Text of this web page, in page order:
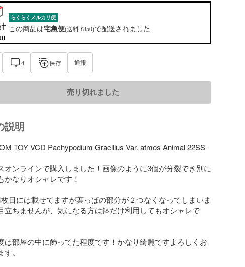
らくらくメルカリ便
この商品は宅急便(送料 ¥850)で配送されました
4 保存 通報
売り切れました
説明
TOY VCD Pachypodium Gracilius Var. atmos Animal 22SS-
オンラインで購入しました！画像のように3個が分裂でき別に
かなりオシャレです！
目には載せてますが葉っぱの部分が２つなくなってしまいま
立ちませんが、気になる方は鉢だけ利用してもオシャレで
は部屋の中に飾ってた程度です！かなり綺麗ですよろしくお
。